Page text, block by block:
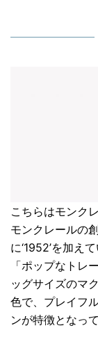
こちらはモンク
モンクレールの
に‘1952’を加えて
「ポップなトレ
ッグサイズのマ
色で、プレイフ
ンが特徴となっ